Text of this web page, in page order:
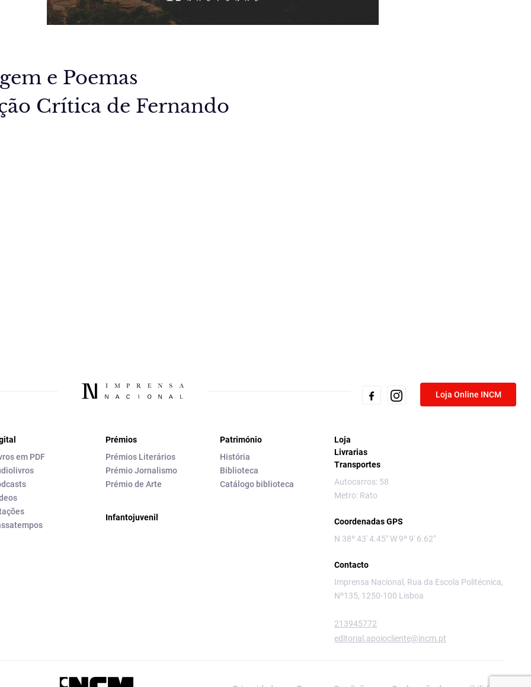
e Poemas
Crítica de Fernando
Loja Online INCM
em PDF
Prémios
Prémios Literários
Prémio Jornalismo
Prémio de Arte
Infantojuvenil
Património
História
Biblioteca
Catálogo biblioteca
Loja
Livrarias
Transportes
Autocarros: 58
Metro: Rato
Coordenadas GPS
N 38º 43' 4.45" W 9º 9' 6.62"
Contacto
Imprensa Nacional, Rua da Escola Politécnica,
Nº135, 1250-100 Lisboa
213945772
editorial.apoiocliente@incm.pt